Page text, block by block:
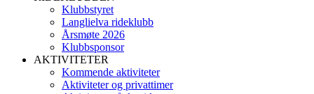
Klubbstyret
Langlielva rideklubb
Årsmøte 2026
Klubbsponsor
AKTIVITETER
Kommende aktiviteter
Aktiviteter og privattimer